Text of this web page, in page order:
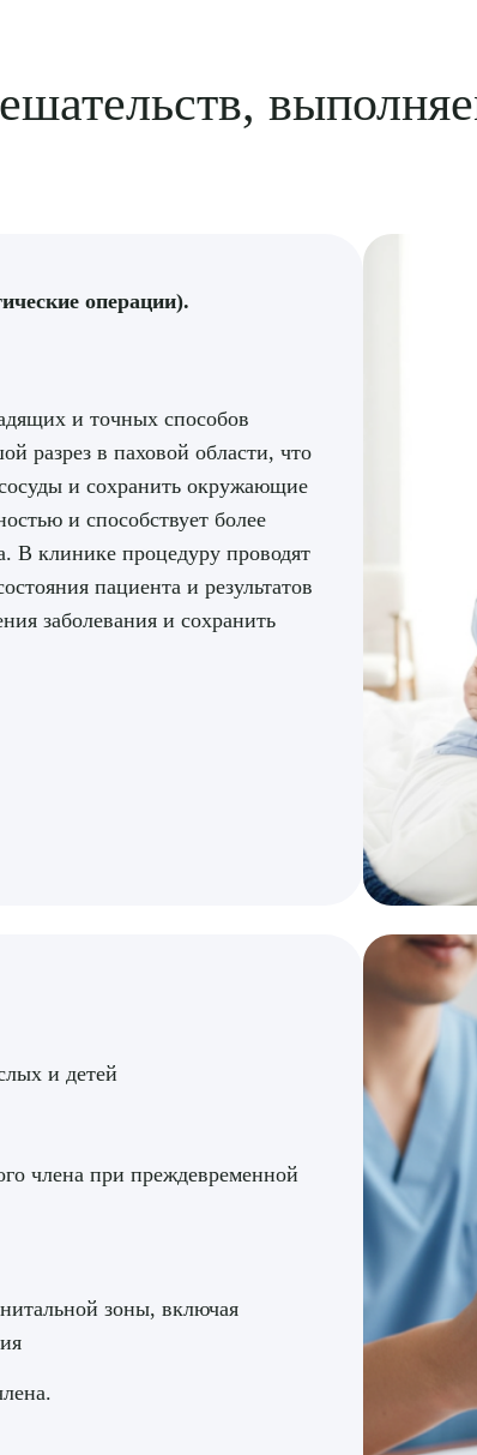
операции).
и точных способов
разрез в паховой области, что
и сохранить окружающие
и способствует более
В клинике процедуру проводят
пациента и результатов
заболевания и сохранить
и детей
члена при преждевременной
зоны, включая
обработку персональных
сопутствующую услугу